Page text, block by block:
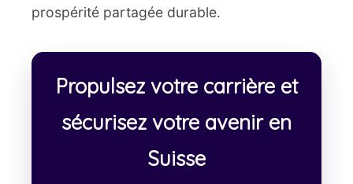
prospérité partagée durable.
Propulsez votre carrière et
sécurisez votre avenir en
Suisse